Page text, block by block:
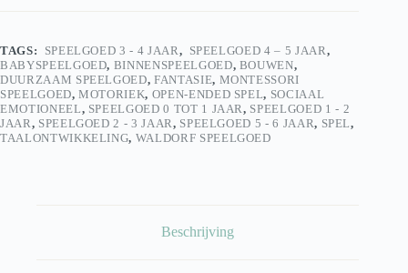
TAGS: SPEELGOED 3 - 4 JAAR , SPEELGOED 4 – 5 JAAR ,
BABYSPEELGOED, BINNENSPEELGOED, BOUWEN,
DUURZAAM SPEELGOED,FANTASIE, MONTESSORI
SPEELGOED,MOTORIEK, OPEN-ENDED SPEL, SOCIAAL
EMOTIONEEL, SPEELGOED 0 TOT 1 JAAR, SPEELGOED 1 - 2
JAAR , SPEELGOED 2 - 3 JAAR , SPEELGOED 5 - 6 JAAR, SPEL,
TAALONTWIKKELING, WALDORF SPEELGOED
Beschrijving